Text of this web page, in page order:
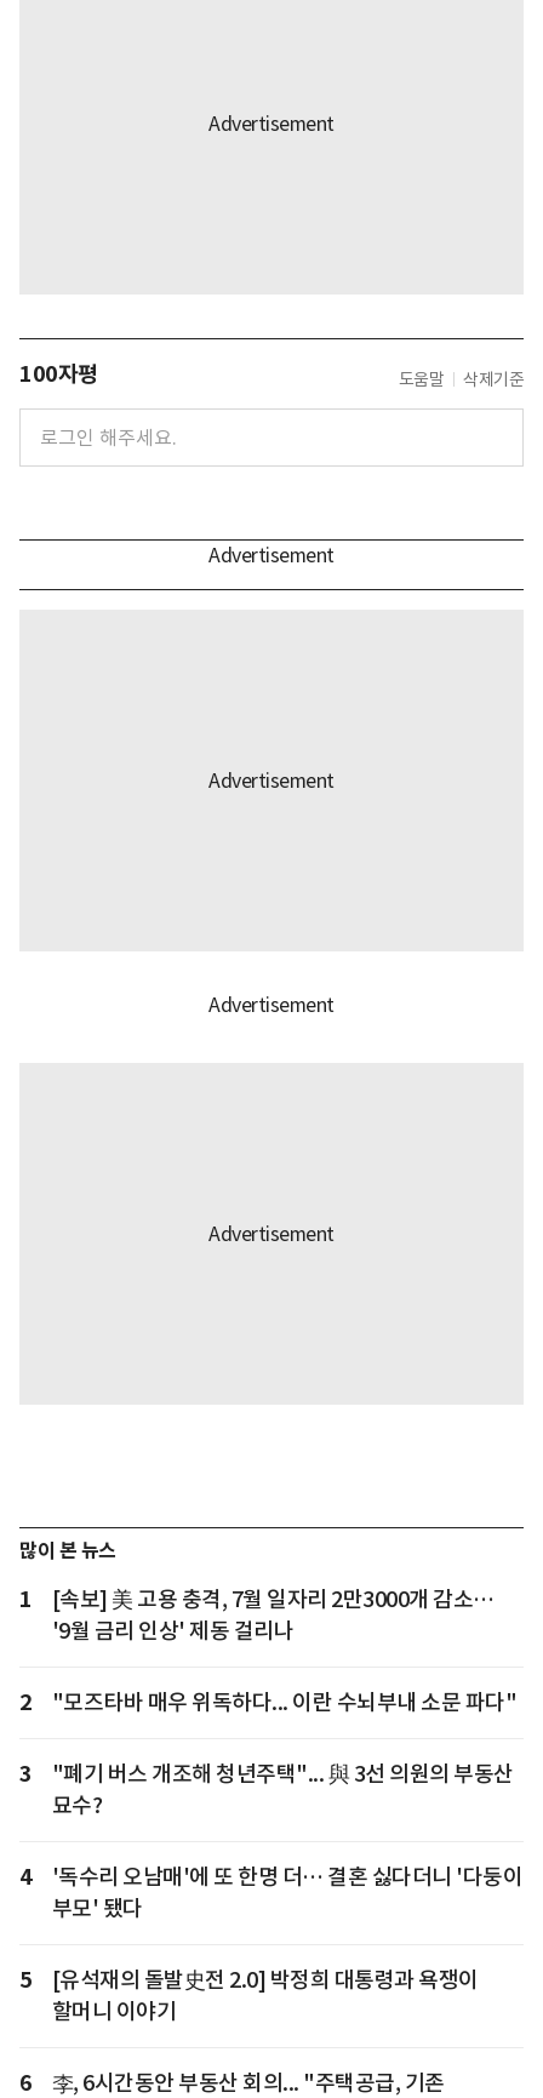
100자평 도움말 삭제기준
많이 본 뉴스
1
[속보] 美 고용 충격, 7월 일자리 2만3000개 감소…
'9월 금리 인상' 제동 걸리나
2 "모즈타바 매우 위독하다... 이란 수뇌부내 소문 파다"
3
"폐기 버스 개조해 청년주택"... 與 3선 의원의 부동산
묘수?
4
'독수리 오남매'에 또 한명 더… 결혼 싫다더니 '다둥이
부모' 됐다
5
[유석재의 돌발史전 2.0] 박정희 대통령과 욕쟁이
할머니 이야기
6
李, 6시간동안 부동산 회의... "주택공급, 기존